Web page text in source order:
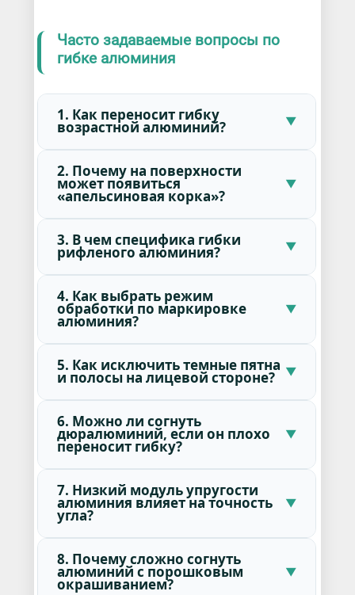
Часто задаваемые вопросы по
гибке алюминия
1. Как переносит гибку
возрастной алюминий?
2. Почему на поверхности
может появиться
«апельсиновая корка»?
3. В чем специфика гибки
рифленого алюминия?
4. Как выбрать режим
обработки по маркировке
алюминия?
5. Как исключить темные пятна
и полосы на лицевой стороне?
6. Можно ли согнуть
дюралюминий, если он плохо
переносит гибку?
7. Низкий модуль упругости
алюминия влияет на точность
угла?
8. Почему сложно согнуть
алюминий с порошковым
окрашиванием?